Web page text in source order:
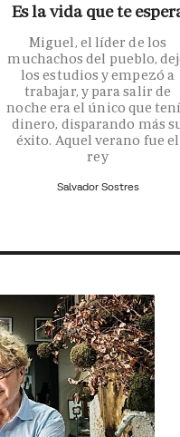
Es la vida que te
Miguel, el líder de los
muchachos del pueblo,
los estudios y empezó a
trabajar, y para salir de
noche era el único que
dinero, disparando más
éxito. Aquel verano fue el
rey
Salvador Sostres